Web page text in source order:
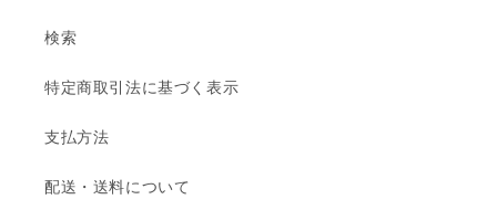
検索
特定商取引法に基づく表示
支払方法
配送・送料について